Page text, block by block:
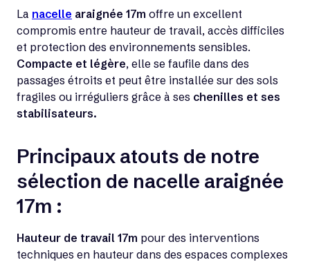
La nacelle araignée 17m offre un excellent
compromis entre hauteur de travail, accès difficiles
et protection des environnements sensibles.
Compacte et légère, elle se faufile dans des
passages étroits et peut être installée sur des sols
fragiles ou irréguliers grâce à ses chenilles et ses
stabilisateurs.
Principaux atouts de notre
sélection de nacelle araignée
17m :
Hauteur de travail 17m pour des interventions
techniques en hauteur dans des espaces complexes